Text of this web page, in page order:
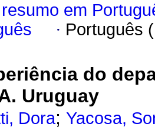
resumo em
· Português
do
Uruguay
Dora; Yacosa,